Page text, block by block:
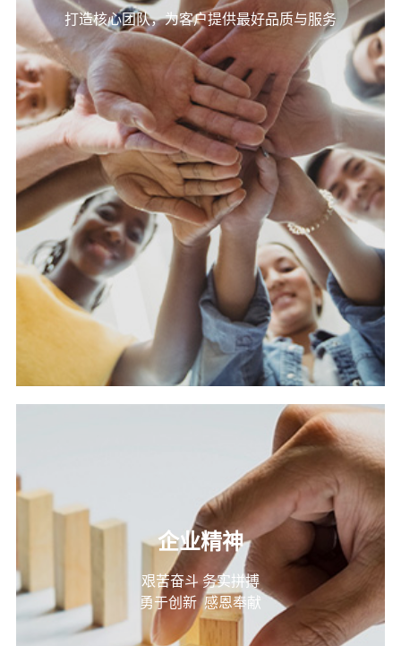
打造核心团队，为客户提供最好品质与服务
企业精神
艰苦奋斗 务实拼搏
勇于创新 感恩奉献